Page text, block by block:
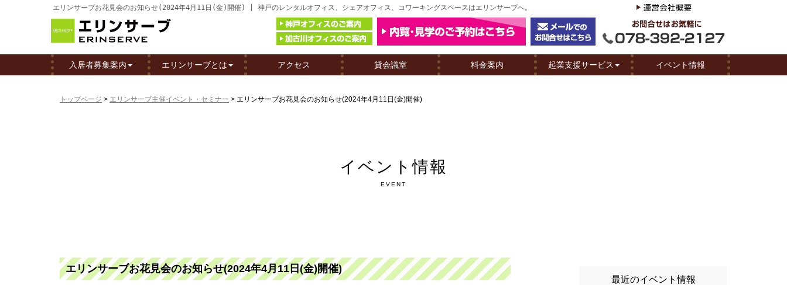
エリンサーブお花見会のお知らせ(2024年4月11日(金)開催) | 神戸のレンタルオフィス、シェアオフィス、コワーキングスペースはエリンサーブへ。
入居者募集案内 エリンサーブとは アクセス 貸会議室 料金案内 起業支援サービス イベント情報
トップページ > エリンサーブ主催イベント・セミナー > エリンサーブお花見会のお知らせ(2024年4月11日(金)開催)
イベント情報
EVENT
エリンサーブお花見会のお知らせ(2024年4月11日(金)開催)
最近のイベント情報